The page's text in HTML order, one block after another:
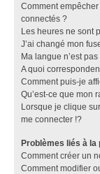
Comment
connectés ?
Les heures ne sont
J’ai changé mon
Ma langue n’est
A quoi
Comment puis-je
Qu’est-ce que mon
Lorsque je clique
me connecter !?
Problèmes liés à
Comment créer un
Comment modifier